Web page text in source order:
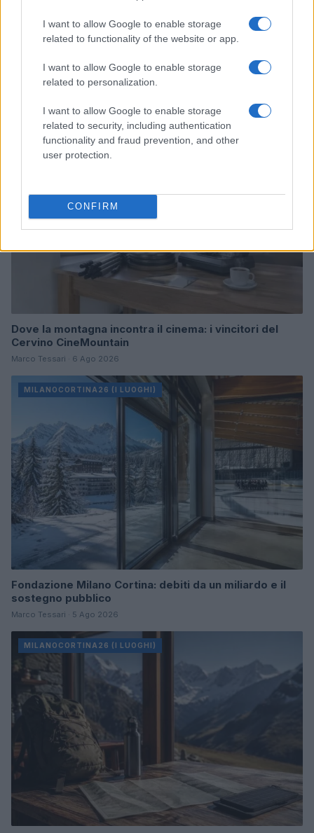
I want to allow Google to enable storage
related to functionality of the website or app.
I want to allow Google to enable storage
related to personalization.
I want to allow Google to enable storage
related to security, including authentication
functionality and fraud prevention, and other
user protection.
CONFIRM
MILANOCORTINA26 (I LUOGHI)
Dove la montagna incontra il cinema: i vincitori del
Cervino CineMountain
Marco Tessari · 6 Ago 2026
MILANOCORTINA26 (I LUOGHI)
Fondazione Milano Cortina: debiti da un miliardo e il
sostegno pubblico
Marco Tessari · 5 Ago 2026
MILANOCORTINA26 (I LUOGHI)